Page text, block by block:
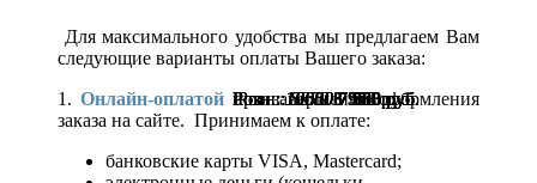
Розн.:10000 7 500руб.
Розн.:10000 7 500руб.
Розн.:8670 6 503руб.
Розн.:10650 7 988руб.
Розн.:10650 7 988руб.
Розн.:5270 3 953руб.
Розн.:10650 7 988руб.
Для максимального удобства мы предлагаем Вам
следующие варианты оплаты Вашего заказа:
1. Онлайн-оплатой при завершении оформления
заказа на сайте. Принимаем к оплате:
банковские карты VISA, Mastercard;